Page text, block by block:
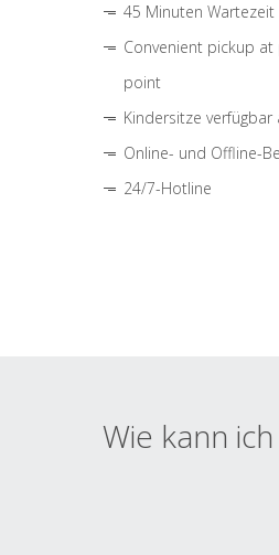
45 Minuten
Convenient pickup
point
Kindersitze verfügbar
Online- und Offline-
24/7-Hotline
Wie kann